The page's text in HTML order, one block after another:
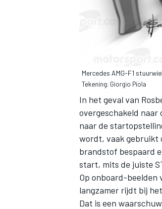
MEER RACEKLASSEN
Mercedes AMG-F1 stuurwiel
Tekening: Giorgio Piola
In het geval van
overgeschakeld naar
naar de
wordt, vaak gebruikt
brandstof bespaard
start, mits de juiste
Op onboard-beelden
langzamer rijdt bij
Dat is een